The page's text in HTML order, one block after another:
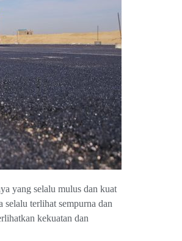
yang selalu mulus dan kuat
terlihat sempurna dan
kekuatan dan